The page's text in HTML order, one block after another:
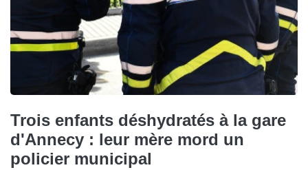
Trois enfants déshydratés à la gare
d'Annecy : leur mère mord un
policier municipal